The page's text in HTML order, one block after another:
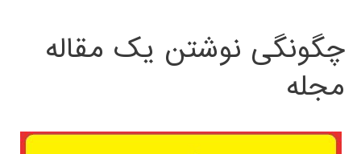
چگونگی نوشتن یک مقاله
مجله